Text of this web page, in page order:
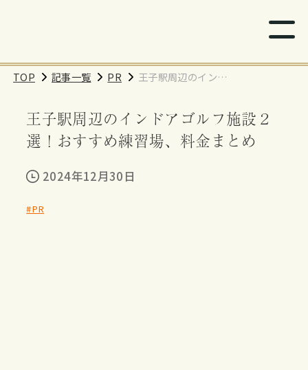
TOP 記事一覧 PR
王子駅周辺のインド
おすすめ練習場、料
金まとめ
王子駅周辺のインドアゴルフ施設２
選！おすすめ練習場、料金まとめ
2024年12月30日
#PR